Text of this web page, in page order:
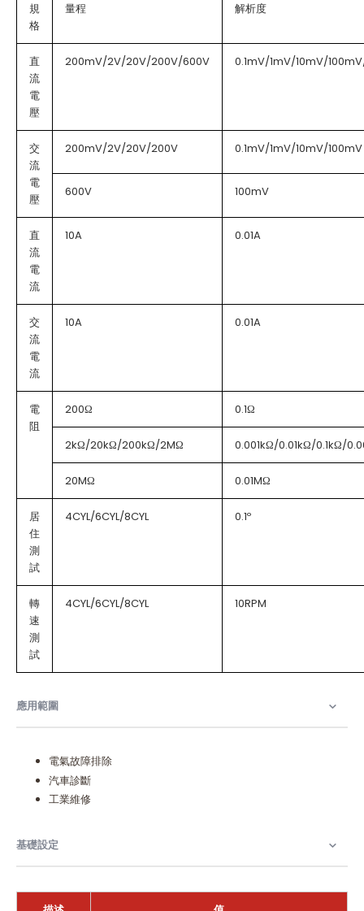
規
格
量程 解析度
直
流
電
壓
200mV/2V/20V/200V/600V 0.1mV/1mV/10mV/
交
流
電
壓
200mV/2V/20V/200V 0.1mV/1mV/10mV/100mV
600V 100mV
直
流
電
流
10A 0.01A
交
流
電
流
10A 0.01A
電
阻
200Ω 0.1Ω
2kΩ/20kΩ/200kΩ/2MΩ 0.001kΩ/0.01kΩ/0.1kΩ/
20MΩ 0.01MΩ
居
住
測
試
4CYL/6CYL/8CYL 0.1º
轉
速
測
試
4CYL/6CYL/8CYL 10RPM
應用範圍​
電氣故障排除
汽車診斷
工業維修
基礎設定